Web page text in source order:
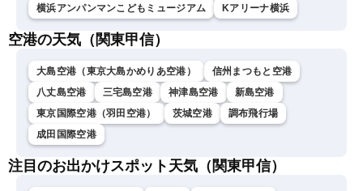
横浜アンパンマンこどもミュージアム
Kアリーナ横浜
空港の天気（関東甲信）
大島空港（東京大島かめりあ空港）
信州まつもと空港
八丈島空港
三宅島空港 神津島空港
新島空港
東京国際空港（羽田空港）
茨城空港
調布飛行場
成田国際空港
注目のお出かけスポット天気（関東甲信）